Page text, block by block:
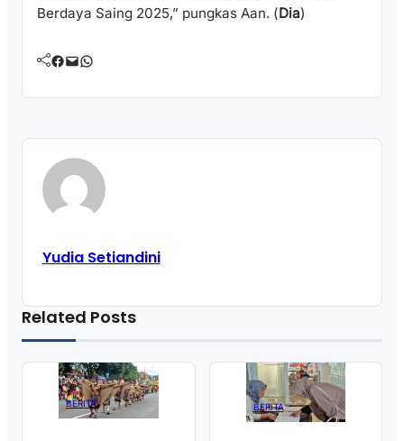
Berdaya Saing 2025,” pungkas Aan. (Dia)
Facebook Mail WhatsApp
Yudia Setiandini
Related Posts
BERITA BERITA